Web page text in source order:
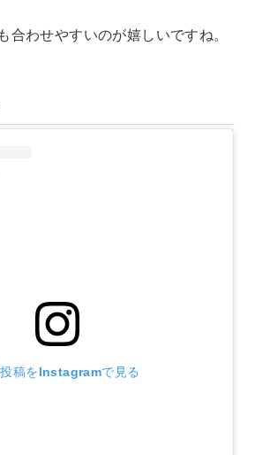
合わせやすいのが嬉しいですね。
投稿をInstagramで見る